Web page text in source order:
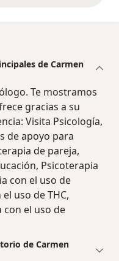
de Carmen
Te mostramos
gracias a su
Visita Psicología,
de apoyo para
de pareja,
Psicoterapia
con el uso de
uso de THC,
con el uso de
de Carmen